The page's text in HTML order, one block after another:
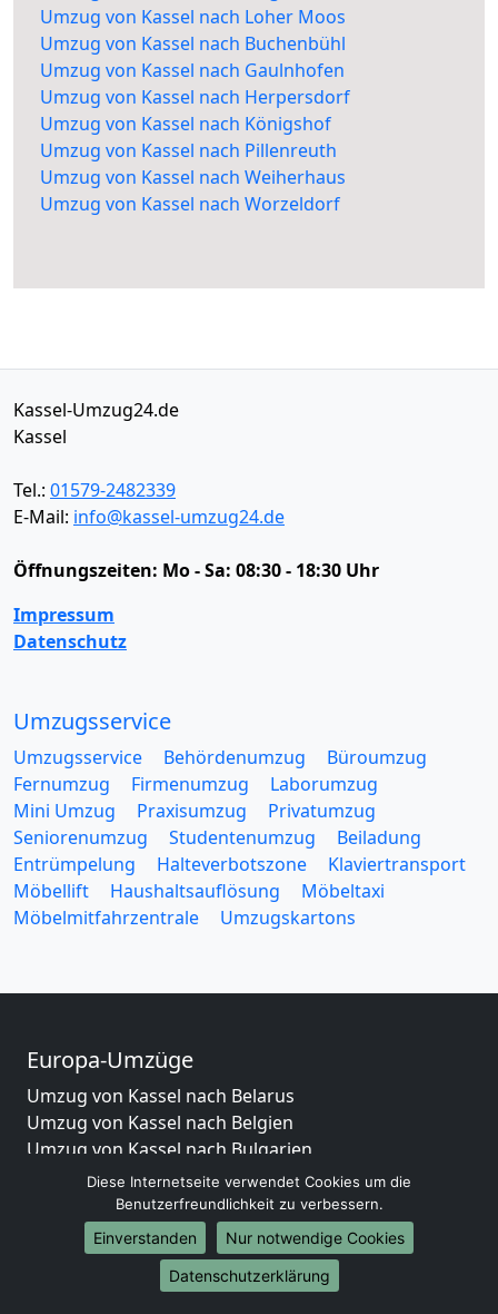
Umzug von Kassel nach Loher Moos
Umzug von Kassel nach Buchenbühl
Umzug von Kassel nach Gaulnhofen
Umzug von Kassel nach Herpersdorf
Umzug von Kassel nach Königshof
Umzug von Kassel nach Pillenreuth
Umzug von Kassel nach Weiherhaus
Umzug von Kassel nach Worzeldorf
Kassel-Umzug24.de
Kassel
Tel.: 01579-2482339
E-Mail: info@kassel-umzug24.de
Öffnungszeiten: Mo - Sa: 08:30 - 18:30 Uhr
Impressum
Datenschutz
Umzugsservice
Umzugsservice Behördenumzug
Büroumzug
Fernumzug
Firmenumzug
Laborumzug
Mini Umzug
Praxisumzug
Privatumzug
Seniorenumzug
Studentenumzug
Beiladung
Entrümpelung
Halteverbotszone
Klaviertransport
Möbellift
Haushaltsauflösung
Möbeltaxi
Möbelmitfahrzentrale
Umzugskartons
Europa-Umzüge
Umzug von Kassel nach Belarus
Umzug von Kassel nach Belgien
Umzug von Kassel nach Bulgarien
Umzug von Kassel nach Dänemark
Umzug von Kassel nach England
Umzug von Kassel nach Portugal
Umzug von Kassel nach Bosnien und Herzegowina
Umzug von Kassel nach Irland
Diese Internetseite verwendet Cookies um die
Benutzerfreundlichkeit zu verbessern.
Einverstanden
Nur notwendige Cookies
Datenschutzerklärung